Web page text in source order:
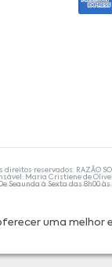
uma melhor
reservados. RAZÃO
Maria Cristiene de
Segunda à Sexta das 8h00 às
de forma alguma,
adequado. Se os
que você possa
estão sujeitos à confirmação